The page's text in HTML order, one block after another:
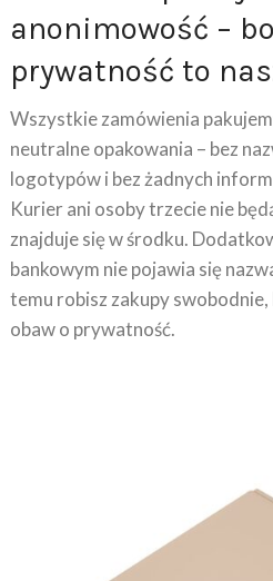
prywatność to
Wszystkie zamówienia
neutralne opakowania – bez
logotypów i bez żadnych
Kurier ani osoby trzecie nie
znajduje się w środku.
bankowym nie pojawia się
temu robisz zakupy swobodnie,
obaw o prywatność.